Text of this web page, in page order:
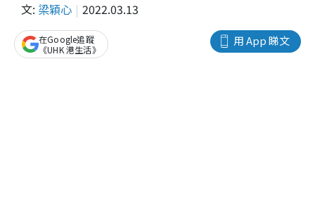
文: 梁穎心 2022.03.13
用 App 睇文
在Google追蹤
《UHK 港生活》